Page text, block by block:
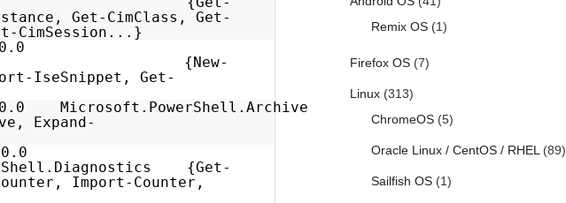
Get-CimClass, Get-
Get-CimSession...}
{New-
IseSnippet, Get-
Microsoft.PowerShell.Archive
Expand-
{Get-
Import-Counter,
Remix OS(1)
Firefox OS(7)
Linux(313)
ChromeOS(5)
Oracle Linux / CentOS / RHEL(89)
Sailfish OS(1)